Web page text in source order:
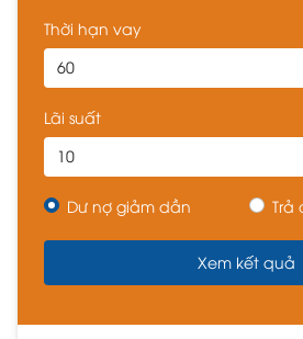
Thời hạn vay
Lãi suất
Dư nợ giảm dần Trả